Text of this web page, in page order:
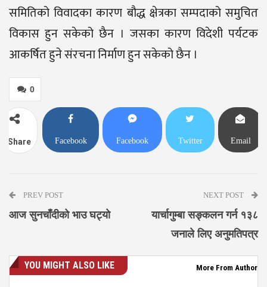
समितिको विवादका कारण बौद्ध क्षेत्रका सम्पदाको समुचित
विकास हुन सकेको छैन । जसका कारण विदेशी पर्यटक
आकर्षित हुने संरचना निर्माण हुन सकेको छैन ।
0
Share Facebook Facebook Twitter Email
PREV POST
आज सुनचाँदीको भाउ घट्यो
NEXT POST
यार्चागुम्बा सङ्कलन गर्न १३८
जनाले लिए अनुमतिपत्र
YOU MIGHT ALSO LIKE More From Author